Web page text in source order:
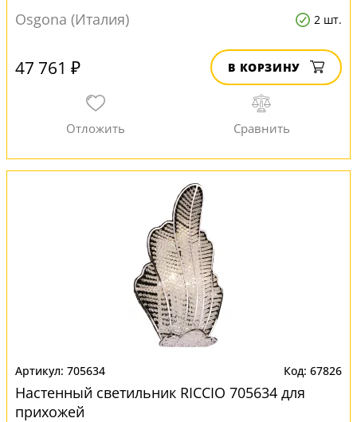
Osgona (Италия)
2 шт.
47 761 ₽ В КОРЗИНУ
705634 67826
Настенный светильник RICCIO 705634 для
прихожей